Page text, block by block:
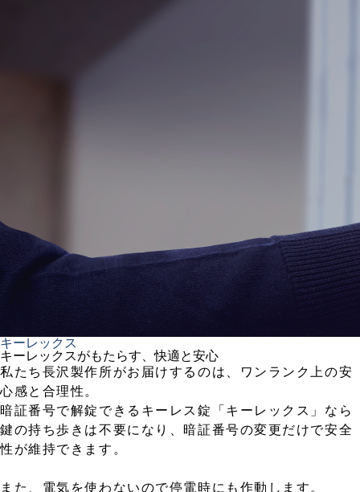
キーレックス
キーレックスがもたらす、快適と安心
私たち長沢製作所がお届けするのは、ワンランク上の安
心感と合理性。
暗証番号で解錠できるキーレス錠「キーレックス」なら
鍵の持ち歩きは不要になり、暗証番号の変更だけで安全
性が維持できます。
また、電気を使わないので停電時にも作動します。